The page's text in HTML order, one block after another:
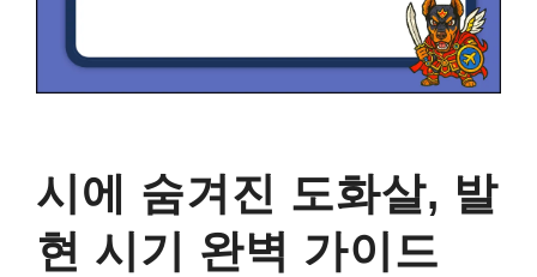
시에 숨겨진 도화살, 발
현 시기 완벽 가이드